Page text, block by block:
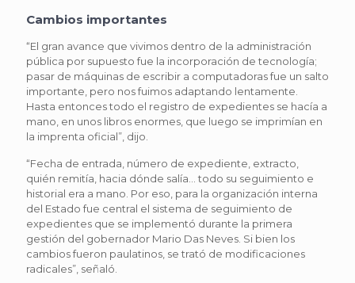
Cambios importantes
“El gran avance que vivimos dentro de la administración
pública por supuesto fue la incorporación de tecnología;
pasar de máquinas de escribir a computadoras fue un salto
importante, pero nos fuimos adaptando lentamente.
Hasta entonces todo el registro de expedientes se hacía a
mano, en unos libros enormes, que luego se imprimían en
la imprenta oficial”, dijo.
“Fecha de entrada, número de expediente, extracto,
quién remitía, hacia dónde salía… todo su seguimiento e
historial era a mano. Por eso, para la organización interna
del Estado fue central el sistema de seguimiento de
expedientes que se implementó durante la primera
gestión del gobernador Mario Das Neves. Si bien los
cambios fueron paulatinos, se trató de modificaciones
radicales”, señaló.